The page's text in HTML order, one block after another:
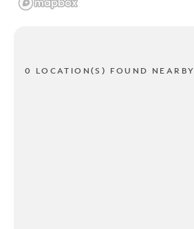
0 LOCATION(S) FOUND NEARBY